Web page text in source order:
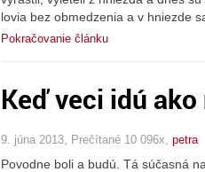
lovia bez obmedzenia a v hniezde
Pokračovanie článku
Keď veci idú ako
9. júna 2013, Prečítané 10 096x, petra
Povodne boli a budú. Tá súčasná